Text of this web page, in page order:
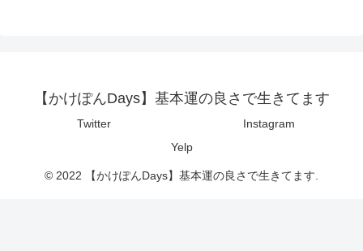
【かけぽんDays】基本運の良さで生きてます
Twitter
Instagram
Yelp
© 2022 【かけぽんDays】基本運の良さで生きてます.